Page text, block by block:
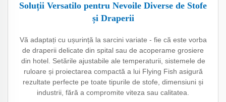
Soluții Versatilo pentru Nevoile Diverse de Stofe
și Draperii
Vă adaptați cu ușurință la sarcini variate - fie că este vorba
de draperii delicate din spital sau de acoperame grosiere
din hotel. Setările ajustabile ale temperaturii, sistemele de
ruloare și proiectarea compactă a lui Flying Fish asigură
rezultate perfecte pe toate tipurile de stofe, dimensiuni și
industrii, fără a compromite viteza sau calitatea.